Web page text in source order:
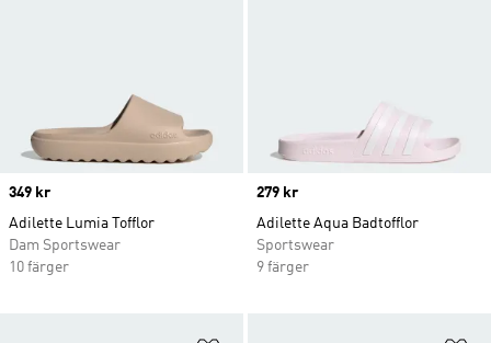
Price
349 kr
Adilette Lumia Tofflor
Dam Sportswear
10 färger
Price
279 kr
Adilette Aqua Badtofflor
Sportswear
9 färger